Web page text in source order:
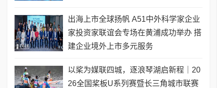
出海上市全球扬帆 A51中外科学家企业
家投资家联谊会专场在黄浦成功举办 搭
建企业境外上市多元服务
以桨为媒联四城，逐浪琴湖启新程｜20
26全国桨板U系列赛暨长三角城市联赛